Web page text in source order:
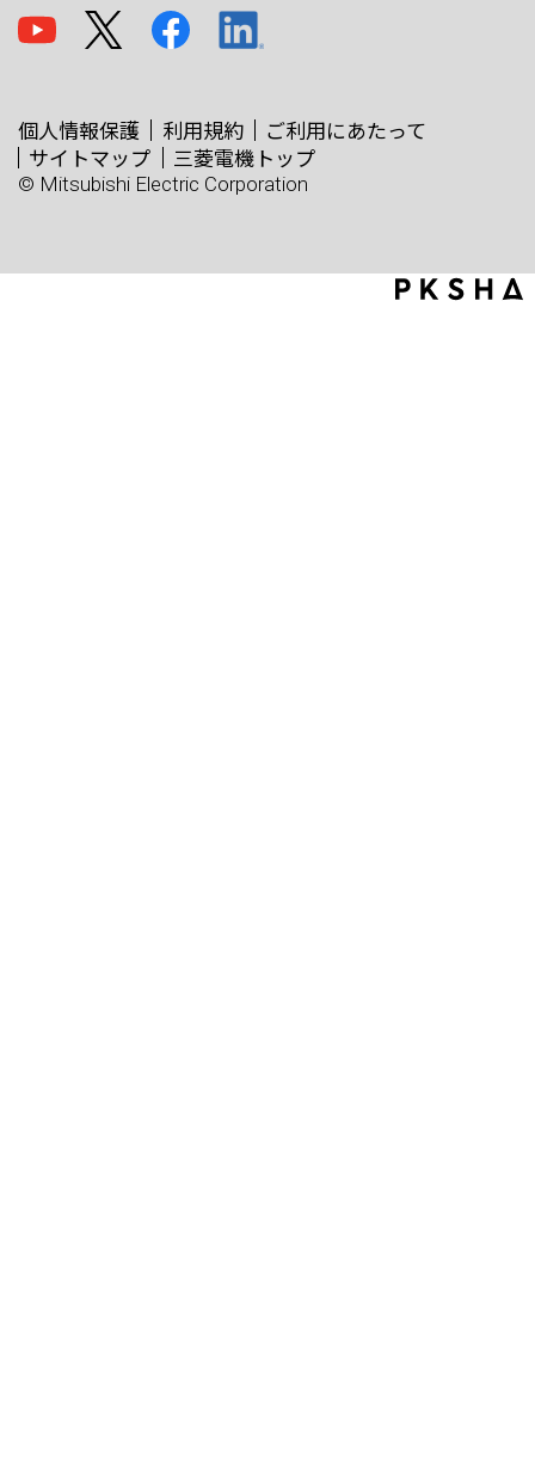
個人情報保護 利用規約
ご利用にあたって
サイトマップ
三菱電機トップ
© Mitsubishi Electric Corporation